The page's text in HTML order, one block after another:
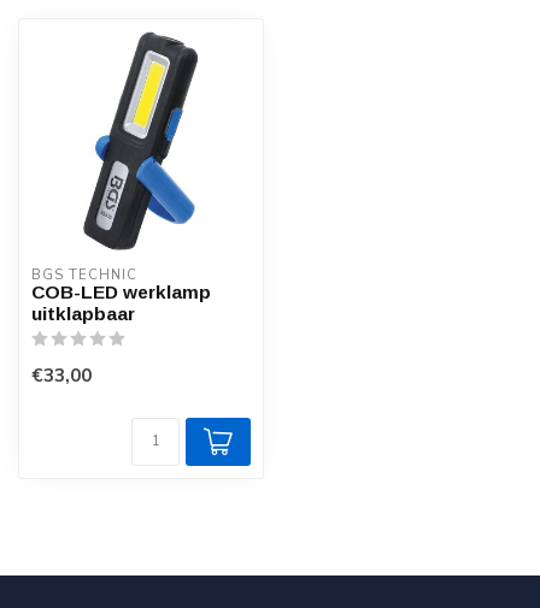
BGS TECHNIC
COB-LED werklamp
uitklapbaar
€33,00